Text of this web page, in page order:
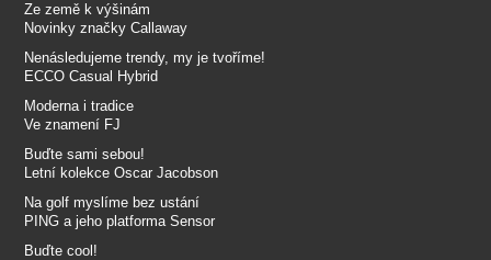
Ze země k výšinám
Novinky značky Callaway
Nenásledujeme trendy, my je tvoříme!
ECCO Casual Hybrid
Moderna i tradice
Ve znamení FJ
Buďte sami sebou!
Letní kolekce Oscar Jacobson
Na golf myslíme bez ustání
PING a jeho platforma Sensor
Buďte cool!